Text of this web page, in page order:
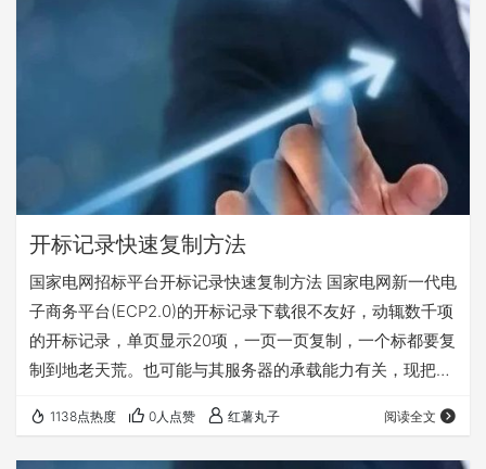
开标记录快速复制方法
国家电网招标平台开标记录快速复制方法 国家电网新一代电
子商务平台(ECP2.0)的开标记录下载很不友好，动辄数千项
的开标记录，单页显示20项，一页一页复制，一个标都要复
制到地老天荒。也可能与其服务器的承载能力有关，现把网
忘，有兴趣的可关注收藏，随时查阅使用。 一、登录国家电
网新一代电子商务平台(ECP2.0)打开开标记录（按包查看）
1138点热度 0人点赞 红薯丸子 阅读全文